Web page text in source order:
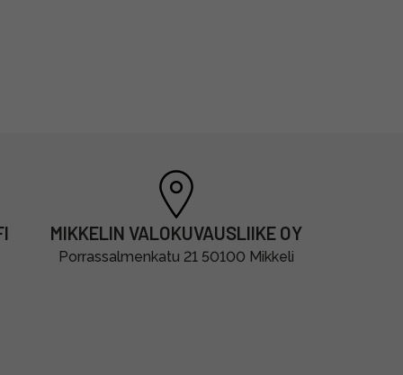
MIKKELIN VALOKUVAUSLIIKE OY
Porrassalmenkatu 21 50100 Mikkeli